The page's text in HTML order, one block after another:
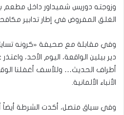
وزوجته دوريس شميداور داخل مطعم
الغلق المفروض في إطار تدابير
وفي مقابلة مع صحيفة «كرونه
دير بيلين الواقعة، اليوم الأحد،
أطراف الحديث… وللأسف أغفلنا
الأنباء الألمانية.
وفي سياق متصل، أكدت الشرطة أيضاً